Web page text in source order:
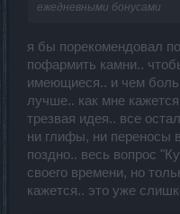
ежедневными бонусами
я бы порекомендовал
пофармить камни..
имеющиеся.. и чем
лучше.. как мне
трезвая идея.. все
ни глифы, ни переносы
поздно.. весь вопрос
своего времени, но
кажется.. это уже